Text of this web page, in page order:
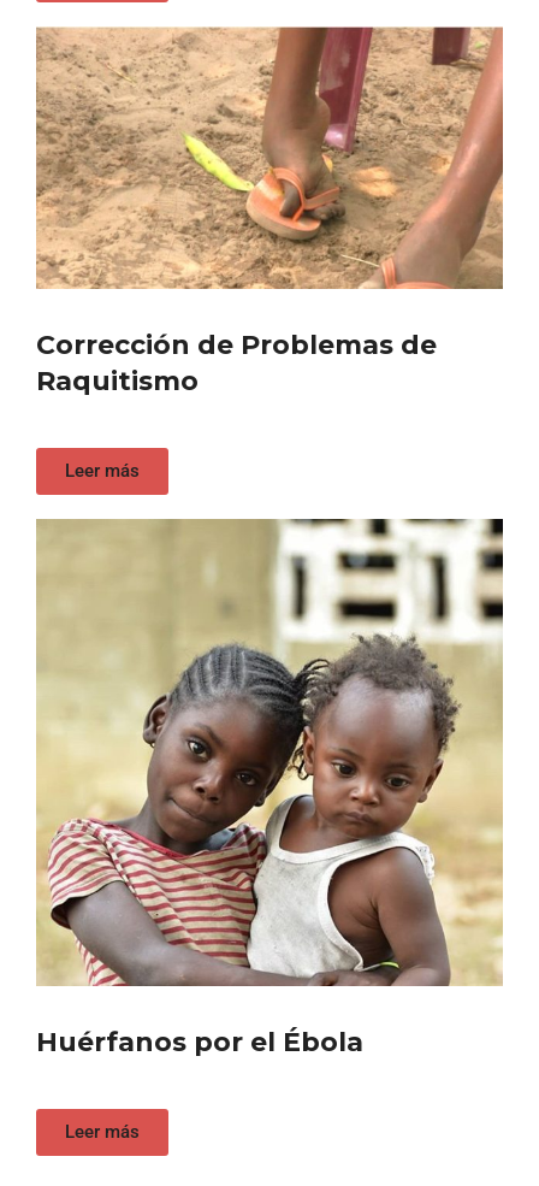
Corrección de Problemas de
Raquitismo
Leer más
Huérfanos por el Ébola
Leer más